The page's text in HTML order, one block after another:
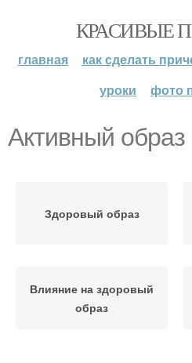
КРАСИВЫЕ
главная как сделать
уроки
фото
Активный образ
Здоровый образ
Влияние на здоровый
образ